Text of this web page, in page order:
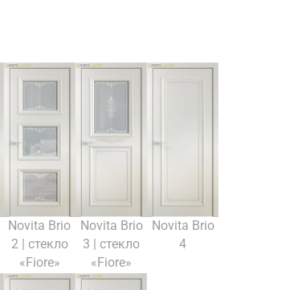
Novita Brio
2 | стекло
«Fiore»
Novita Brio
3 | стекло
«Fiore»
Novita Brio
4